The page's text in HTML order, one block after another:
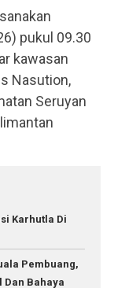
pukul 09.30
kawasan
Nasution,
Seruyan
Karhutla Di
Pembuang,
Dan Bahaya